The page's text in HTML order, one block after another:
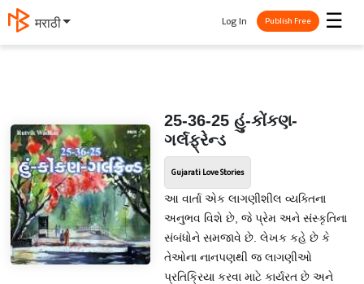
मराठी ☰
Log In Publish Free
25-36-25 હું-કોંકણ-
ગર્લફ્રેન્ડ
Gujarati Love Stories
આ વાર્તા એક લાગણીશીલ વ્યક્તિના
અનુભવ વિશે છે, જે પ્રેમ અને સંસ્કૃતિના
સંબંધોને સમજાવે છે. લેખક કહે છે કે
તેઓના નાનપણથી જ લાગણીઓ
પ્રતિક્રિયા કરવા માટે કાર્યરત છે અને